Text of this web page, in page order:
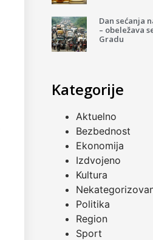
Dan sećanja
– obeležava
Gradu
Kategorije
Aktuelno
Bezbednost
Ekonomija
Izdvojeno
Kultura
Politika
Region
Sport